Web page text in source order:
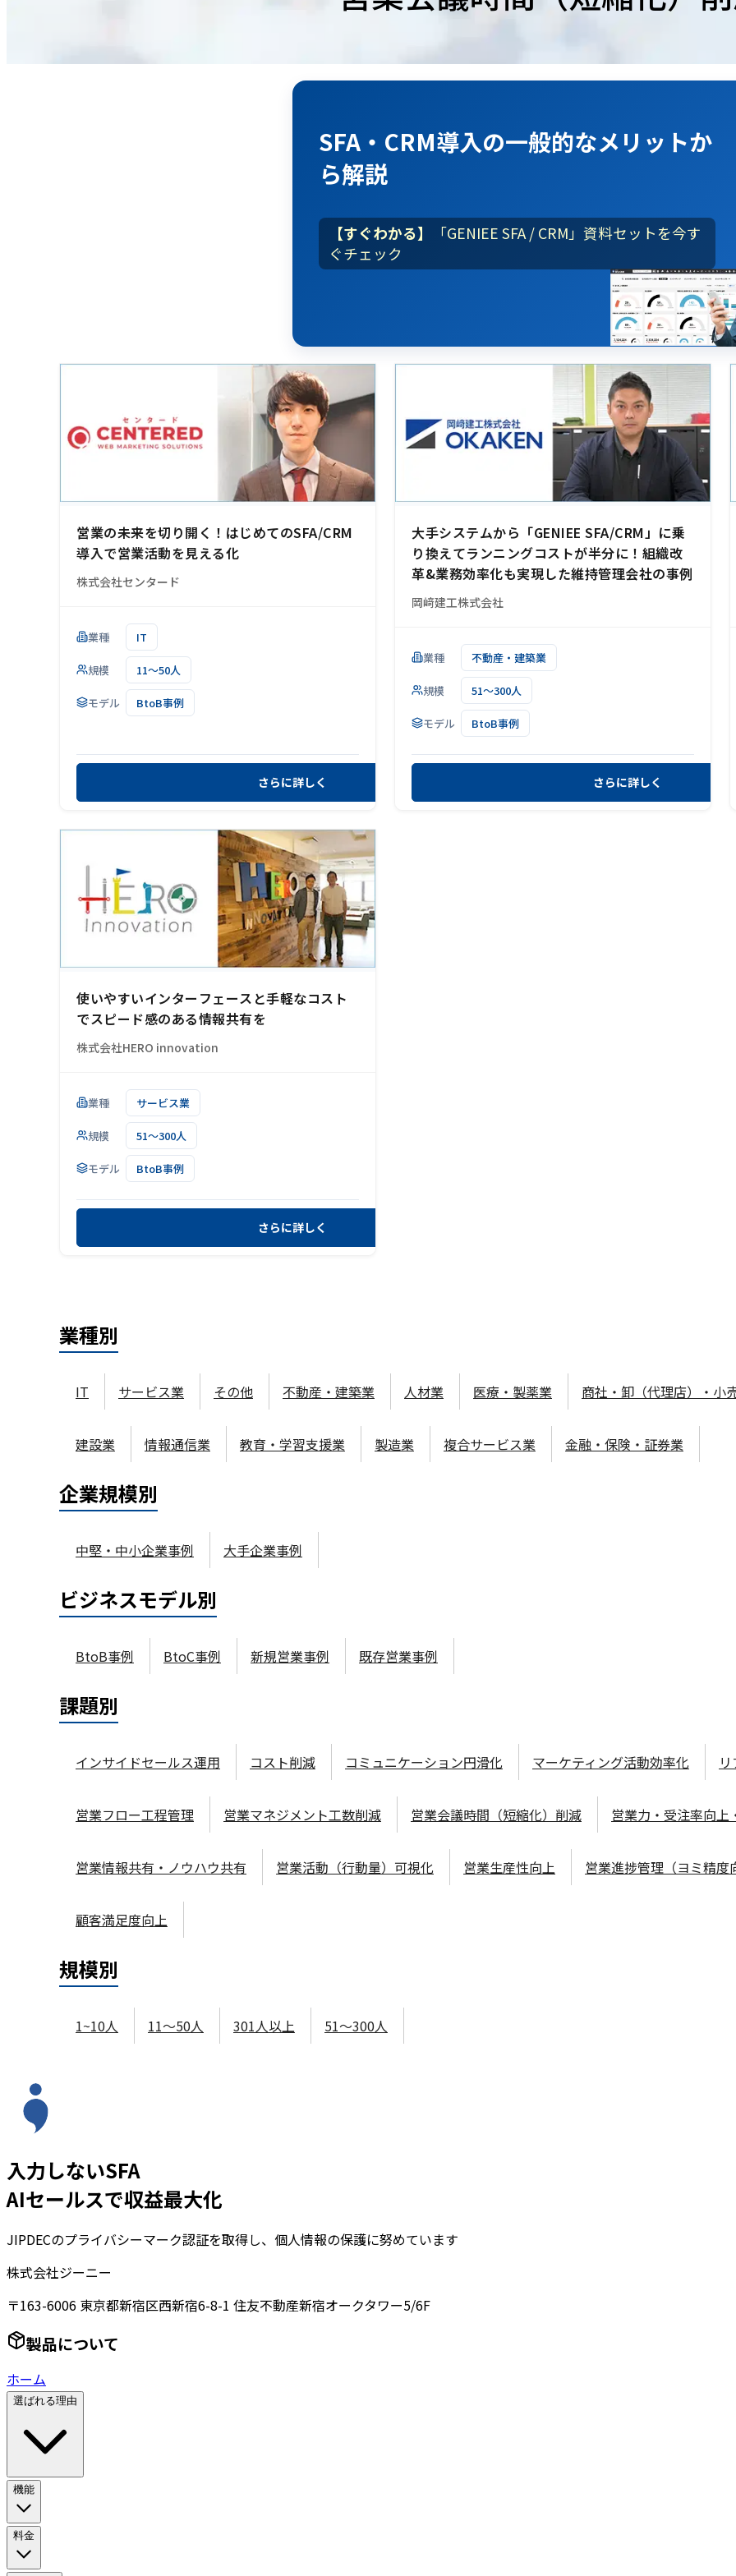
SFA・CRM導入の一般的なメリットか
ら解説
【すぐわかる】
「GENIEE SFA / CRM」資料セットを今す
ぐチェック
営業の未来を切り開く！はじめてのSFA/CRM
導入で営業活動を見える化
株式会社センタード
業種 IT
規模 11～50人
モデル BtoB事例
さらに詳しく
大手システムから「GENIEE SFA/CRM」に乗
り換えてランニングコストが半分に！組織改
革&業務効率化も実現した維持管理会社の事例
岡﨑建工株式会社
業種 不動産・建築業
規模 51～300人
モデル BtoB事例
さらに詳しく
使いやすいインターフェースと手軽なコスト
でスピード感のある情報共有を
株式会社HERO innovation
業種 サービス業
規模 51～300人
モデル BtoB事例
さらに詳しく
業種別
IT サービス業 その他 不動産・建築業 人材業 医療・製薬業 商社・卸（代理店）・小
建設業 情報通信業 教育・学習支援業 製造業 複合サービス業 金融・保険・証券業
企業規模別
中堅・中小企業事例 大手企業事例
ビジネスモデル別
BtoB事例 BtoC事例 新規営業事例 既存営業事例
課題別
インサイドセールス運用 コスト削減 コミュニケーション円滑化 マーケティング活動効率化
営業フロー工程管理 営業マネジメント工数削減 営業会議時間（短縮化）削減 営業力・受注率向上
営業情報共有・ノウハウ共有 営業活動（行動量）可視化 営業生産性向上 営業進捗管理（ヨミ精度
顧客満足度向上
規模別
1~10人 11～50人 301人以上 51～300人
入力しないSFA
AIセールスで収益最大化
JIPDECのプライバシーマーク認証を取得し、個人情報の保護に努めています
株式会社ジーニー
〒163-6006 東京都新宿区西新宿6-8-1 住友不動産新宿オークタワー5/6F
製品について
ホーム
選ばれる理由
機能
料金